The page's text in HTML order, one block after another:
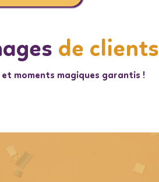
de clients
et moments magiques garantis !